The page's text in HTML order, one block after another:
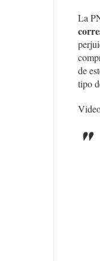
La
de
tipo